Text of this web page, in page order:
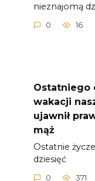
nieznajomą
0 16
Ostatniego
wakacji
ujawnił
mąż
Ostatnie
dziesięć
0 371